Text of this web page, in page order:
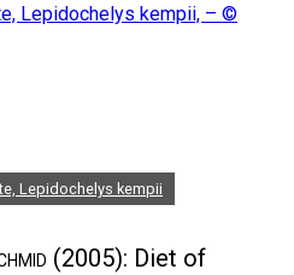
Lepidochelys kempii
(2005): Diet of